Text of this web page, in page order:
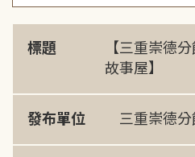
標題
【三重崇德
故事屋】
發布單位 三重崇德分